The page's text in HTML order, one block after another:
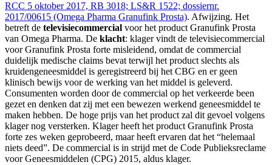
RCC 5 oktober 2017, RB 3018; LS&R 1522; dossiernr.
2017/00615 (Omega Pharma Granufink Prosta). Afwijzing. Het
betreft de televisiecommercial voor het product Granufink Prosta
van Omega Pharma. De klacht: klager vindt de televisiecommercial
voor Granufink Prosta forte misleidend, omdat de commercial
duidelijk medische claims bevat terwijl het product slechts als
kruidengeneesmiddel is geregistreerd bij het CBG en er geen
klinisch bewijs voor de werking van het middel is geleverd.
Consumenten worden door de commercial op het verkeerde been
gezet en denken dat zij met een bewezen werkend geneesmiddel te
maken hebben. De hoge prijs van het product zal dit gevoel volgens
klager nog versterken. Klager heeft het product Granufink Prosta
forte zes weken geprobeerd, maar heeft ervaren dat het “helemaal
niets deed”. De commercial is in strijd met de Code Publieksreclame
voor Geneesmiddelen (CPG) 2015, aldus klager.